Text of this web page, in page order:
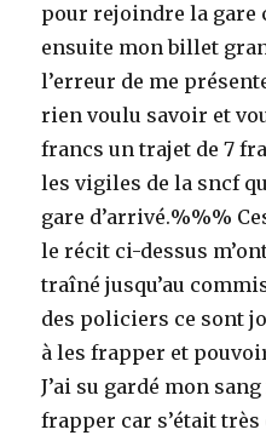
pour rejoindre la gare
ensuite mon billet
l’erreur de me
rien voulu savoir et
francs un trajet de 7
les vigiles de la sncf
gare d’arrivé.%%%
le récit ci-dessus
traîné jusqu’au
des policiers ce sont
à les frapper et
J’ai su gardé mon
frapper car s’était